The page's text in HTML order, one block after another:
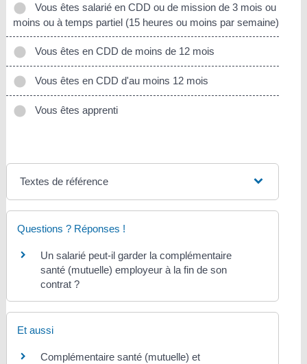
Vous êtes salarié en CDD ou de mission de 3 mois ou
moins ou à temps partiel (15 heures ou moins par semaine)
Vous êtes en CDD de moins de 12 mois
Vous êtes en CDD d'au moins 12 mois
Vous êtes apprenti
Textes de référence
Questions ? Réponses !
Un salarié peut-il garder la complémentaire
santé (mutuelle) employeur à la fin de son
contrat ?
Et aussi
Complémentaire santé (mutuelle) et